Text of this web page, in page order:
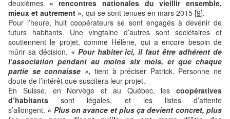
deuxièmes « rencontres nationales du vieillir ensemble,
mieux et autrement », qui se sont tenues en mars 2015 [9].
Pour l’heure, huit coopérateurs se sont engagés à devenir de
futurs habitants. Une vingtaine d’autres sont sociétaires et
soutiennent le projet, comme Hélène, qui a encore besoin de
mûrir sa décision. « Pour habiter ici, il faut être adhérent de
l’association pendant au moins six mois, et que chaque
partie se connaisse », tient à préciser Patrick. Personne ne
doute de l’intérêt que suscitera leur projet.
En Suisse, en Norvège et au Québec, les coopératives
d’habitants sont légales, et les listes d’attente
s’allongent. « Plus on avance et plus ça devient concret, plus